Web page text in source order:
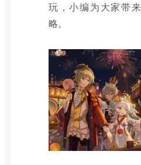
玩，小编为大家带
略。